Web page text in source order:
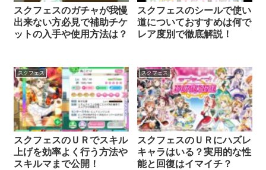
スクフェスのガチャが我慢
出来ない方必見で補助チケ
ットの入手や使用方法は？
スクフェスのシールで使い
道についておすすめは何で
レア度別で徹底解説！
スクフェス
スクフェスのＵＲでスキル
上げを効率よく行う方法や
スキルマまで公開！
スクフェス
スクフェスのＵＲにハズレ
キャラはいる？実用的な性
能と回復はイマイチ？